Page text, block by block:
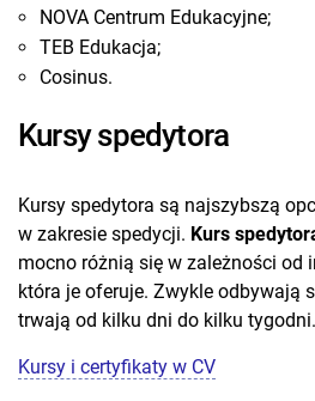
NOVA Centrum Edukacyjne;
TEB Edukacja;
Cosinus.
Kursy spedytora
Kursy spedytora są najszybszą
w zakresie spedycji. Kurs
mocno różnią się w zależności od
która je oferuje. Zwykle odbywają
trwają od kilku dni do kilku tygodni.
Kursy i certyfikaty w CV